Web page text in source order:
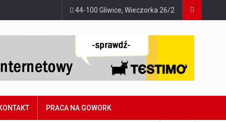
44-100 Gliwice, Wieczorka 26/2
PRACA NA GOWORK